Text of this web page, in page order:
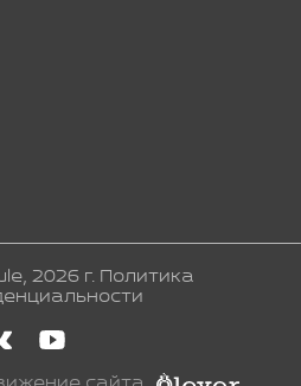
2026 г. Политика